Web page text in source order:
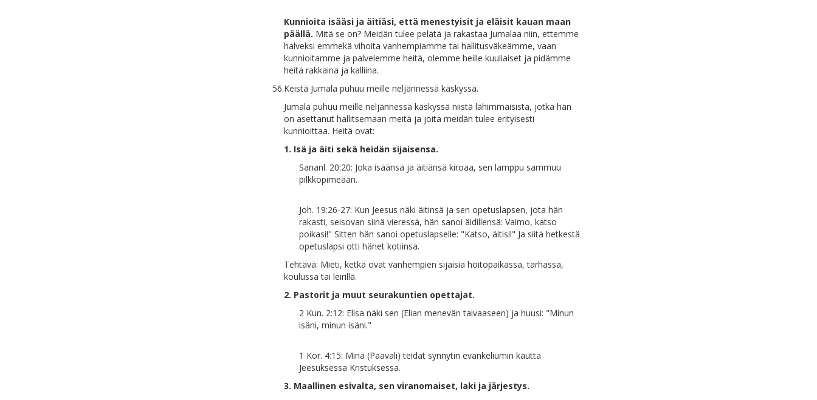
Kunnioita isääsi ja äitiäsi, että menestyisit ja eläisit kauan maan
päällä. Mitä se on? Meidän tulee pelätä ja rakastaa Jumalaa niin, ettemme
halveksi emmekä vihoita vanhempiamme tai hallitusväkeämme, vaan
kunnioitamme ja palvelemme heitä, olemme heille kuuliaiset ja pidämme
heitä rakkaina ja kalliina.
56.Keistä Jumala puhuu meille neljännessä käskyssä.
Jumala puhuu meille neljännessä käskyssä niistä lähimmäisistä, jotka hän
on asettanut hallitsemaan meitä ja joita meidän tulee erityisesti
kunnioittaa. Heitä ovat:
1. Isä ja äiti sekä heidän sijaisensa.
Sananl. 20:20: Joka isäänsä ja äitiänsä kiroaa, sen lamppu sammuu
pilkkopimeään.
Joh. 19:26-27: Kun Jeesus näki äitinsä ja sen opetuslapsen, jota hän
rakasti, seisovan siinä vieressä, hän sanoi äidillensä: Vaimo, katso
poikasi!" Sitten hän sanoi opetuslapselle: "Katso, äitisi!" Ja siitä hetkestä
opetuslapsi otti hänet kotiinsa.
Tehtävä: Mieti, ketkä ovat vanhempien sijaisia hoitopaikassa, tarhassa,
koulussa tai leirillä.
2. Pastorit ja muut seurakuntien opettajat.
2 Kun. 2:12: Elisa näki sen (Elian menevän taivaaseen) ja huusi: "Minun
isäni, minun isäni."
1 Kor. 4:15: Minä (Paavali) teidät synnytin evankeliumin kautta
Jeesuksessa Kristuksessa.
3. Maallinen esivalta, sen viranomaiset, laki ja järjestys.